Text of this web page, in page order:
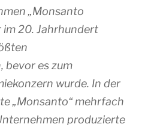
„Monsanto
im 20. Jahrhundert
bevor es zum
wurde. In der
„Monsanto“ mehrfach
produzierte